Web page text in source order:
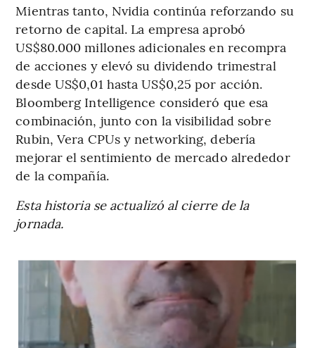
Mientras tanto, Nvidia continúa reforzando su
retorno de capital. La empresa aprobó
US$80.000 millones adicionales en recompra
de acciones y elevó su dividendo trimestral
desde US$0,01 hasta US$0,25 por acción.
Bloomberg Intelligence consideró que esa
combinación, junto con la visibilidad sobre
Rubin, Vera CPUs y networking, debería
mejorar el sentimiento de mercado alrededor
de la compañía.
Esta historia se actualizó al cierre de la
jornada.